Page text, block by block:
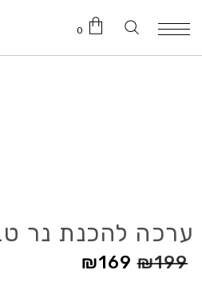
0
ערכה להכנת נר
₪199
₪169